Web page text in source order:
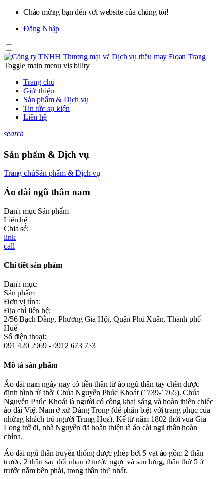
Chào mừng bạn đến với website của chúng tôi!
Đăng Nhập
Toggle main menu visibility
Trang chủ
Giới thiệu
Sản phẩm & Dịch vụ
Tin tức sự kiện
Liên hệ
search
Sản phẩm & Dịch vụ
Trang chủSản phẩm & Dịch vụ
Áo dài ngũ thân nam
Danh mục Sản phẩm
Liên hệ
Chia sẻ:
link
call
Chi tiết sản phẩm
Danh mục:
Sản phẩm
Đơn vị tính:
Địa chỉ liên hệ:
2/56 Bạch Đằng, Phường Gia Hội, Quận Phú Xuân, Thành phố
Huế
Số điện thoại:
091 420 2969 - 0912 673 733
Mô tả sản phẩm
Áo dài nam ngày nay có tiền thân từ áo ngũ thân tay chẽn được
định hình từ thời Chúa Nguyễn Phúc Khoát (1739-1765). Chúa
Nguyễn Phúc Khoát là người có công khai sáng và hoàn thiện chiếc
áo dài Việt Nam ở xứ Đàng Trong (để phân biệt với trang phục của
những khách trú người Trung Hoa). Kể từ năm 1802 thời vua Gia
Long trở đi, nhà Nguyễn đã hoàn thiện tà áo dài ngũ thân hoàn
chỉnh.
Áo dài ngũ thân truyền thống được ghép bởi 5 vạt áo gồm 2 thân
trước, 2 thân sau đối nhau ở trước ngực và sau lưng, thân thứ 5 ở
trước nằm bên phải, trong thân thứ nhất.